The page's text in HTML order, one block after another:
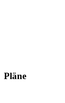
Pläne